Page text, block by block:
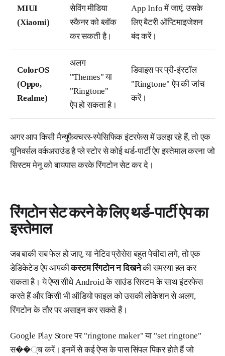
MIUI
(Xiaomi)
सेविंग मीडिया
स्कैनर को ब्लॉक
कर सकती है।
App Info में जाएं, उसके
लिए बैटरी ऑप्टिमाइजेशन
बंद करें।
ColorOS
(Oppo,
Realme)
अलग
"Themes" या
"Ringtone"
ऐप हो सकता है।
डिवाइस पर प्री-इंस्टॉल
"Ringtone" ऐप की जांच
करें।
अगर आप किसी मैन्युफैक्चरर-स्पेसिफिक इंटरफेस में उलझ रहे हैं, तो एक
यूनिवर्सल वर्कअराउंड है प्ले स्टोर से कोई थर्ड-पार्टी ऐप इस्तेमाल करना जो
सिस्टम मेनू को बायपास करके रिंगटोन सेट कर दे।
रिंगटोन सेट करने के लिए थर्ड-पार्टी ऐप का
इस्तेमाल
जब बाकी सब फेल हो जाए, या नेटिव प्रोसेस बहुत पेचीदा लगे, तो एक
डेडिकेटेड ऐप आपकीकस्टम रिंगटोन न दिखनेकी समस्या हल कर
सकता है। ये ऐप्स सीधे Android के साउंड सिस्टम के साथ इंटरफेस
करते हैं और किसी भी ऑडियो फाइल को उसकी लोकेशन से अलग,
रिंगटोन के तौर पर असाइन कर सकते हैं।
Google Play Store पर "ringtone maker" या "set ringtone"
स��्च करें। इनमें से कई ऐप्स के पास सिंपल पिकर होते हैं जो